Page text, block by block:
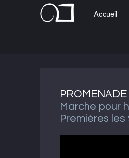
Accueil
Marche pour
Premières les